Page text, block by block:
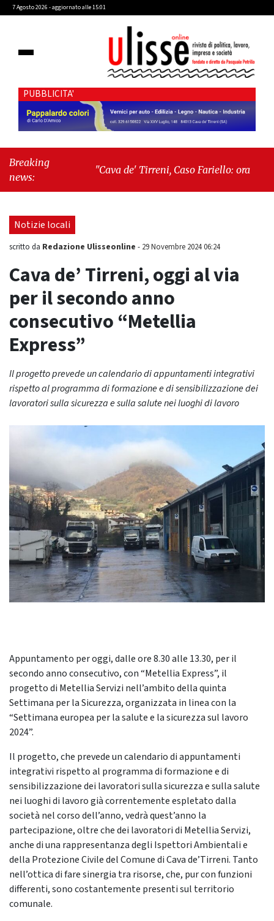
7 Agosto 2026 - aggiornato alle 15:01
PUBBLICITA'
Breaking
news:
"Cava de' Tirreni, Caso Fariello: ora torniamo
Notizie locali
scritto da Redazione Ulisseonline - 29 Novembre 2024 06:24
Cava de’ Tirreni, oggi al via
per il secondo anno
consecutivo “Metellia
Express”
Il progetto prevede un calendario di appuntamenti integrativi
rispetto al programma di formazione e di sensibilizzazione dei
lavoratori sulla sicurezza e sulla salute nei luoghi di lavoro
Appuntamento per oggi, dalle ore 8.30 alle 13.30, per il
secondo anno consecutivo, con “Metellia Express”, il
progetto di Metellia Servizi nell’ambito della quinta
Settimana per la Sicurezza, organizzata in linea con la
“Settimana europea per la salute e la sicurezza sul lavoro
2024”.
Il progetto, che prevede un calendario di appuntamenti
integrativi rispetto al programma di formazione e di
sensibilizzazione dei lavoratori sulla sicurezza e sulla salute
nei luoghi di lavoro già correntemente espletato dalla
società nel corso dell’anno, vedrà quest’anno la
partecipazione, oltre che dei lavoratori di Metellia Servizi,
anche di una rappresentanza degli Ispettori Ambientali e
della Protezione Civile del Comune di Cava de’Tirreni. Tanto
nell’ottica di fare sinergia tra risorse, che, pur con funzioni
differenti, sono costantemente presenti sul territorio
comunale.